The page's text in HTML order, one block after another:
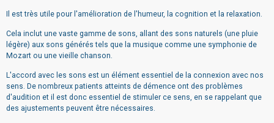
Il est très utile pour l'amélioration de l'humeur, la cognition et la relaxation.
Cela inclut une vaste gamme de sons, allant des sons naturels (une pluie
légère) aux sons générés tels que la musique comme une symphonie de
Mozart ou une vieille chanson.
L'accord avec les sons est un élément essentiel de la connexion avec nos
sens. De nombreux patients atteints de démence ont des problèmes
d'audition et il est donc essentiel de stimuler ce sens, en se rappelant que
des ajustements peuvent être nécessaires.